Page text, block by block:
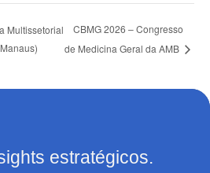
Multissetorial
CBMG 2026 – Congresso
de Medicina Geral da AMB
estratégicos.